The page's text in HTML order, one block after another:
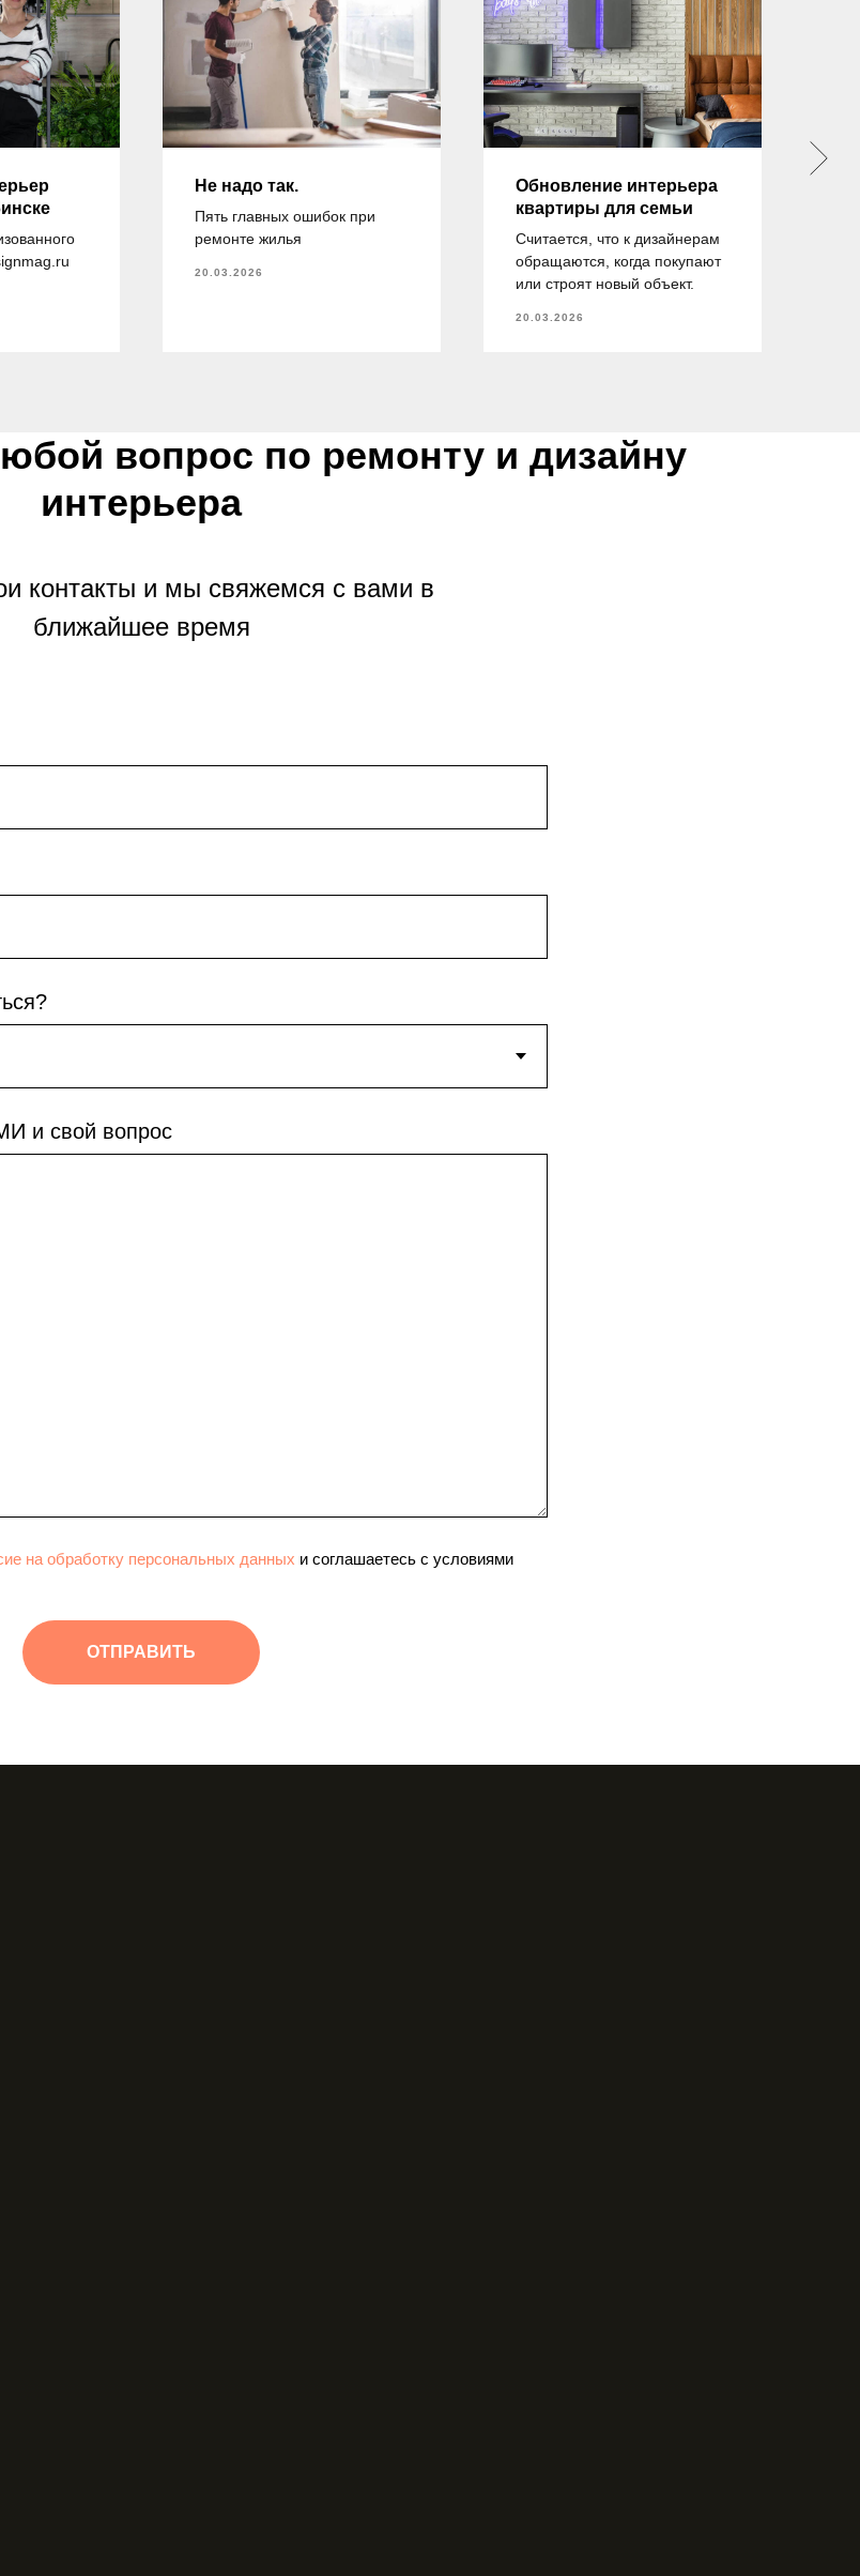
Не надо так.
Пять главных ошибок при
ремонте жилья
20.03.2026
Обновление интерьера
квартиры для семьи
Считается, что к дизайнерам
обращаются, когда покупают
или строят новый объект.
20.03.2026
вопрос по ремонту и дизайну
интерьера
контакты и мы свяжемся с вами в
ближайшее время
и свой вопрос
на обработку персональных данных и соглашаетесь с условиями
ОТПРАВИТЬ